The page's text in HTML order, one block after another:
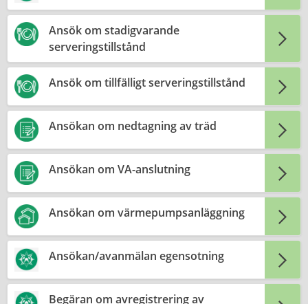
Ansök om stadigvarande
serveringstillstånd
Ansök om tillfälligt serveringstillstånd
Ansökan om nedtagning av träd
Ansökan om VA-anslutning
Ansökan om värmepumpsanläggning
Ansökan/avanmälan egensotning
Begäran om avregistrering av